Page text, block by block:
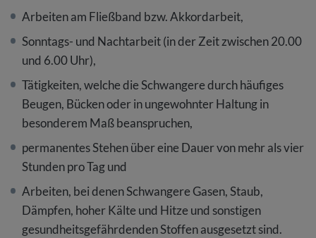
Arbeiten am Fließband bzw. Akkordarbeit,
Sonntags- und Nachtarbeit (in der Zeit zwischen 20.00
und 6.00 Uhr),
Tätigkeiten, welche die Schwangere durch häufiges
Beugen, Bücken oder in ungewohnter Haltung in
besonderem Maß beanspruchen,
permanentes Stehen über eine Dauer von mehr als vier
Stunden pro Tag und
Arbeiten, bei denen Schwangere Gasen, Staub,
Dämpfen, hoher Kälte und Hitze und sonstigen
gesundheitsgefährdenden Stoffen ausgesetzt sind.